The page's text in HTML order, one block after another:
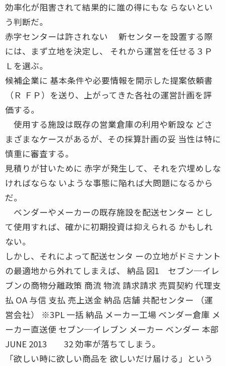
効率化が阻害されて結果的に誰の得にもな らないとい
う判断だ。
赤字センターは許されない 新センターを設置する際
には、まず立地を決定し、 それから運営を任せる３Ｐ
Ｌを選ぶ。
候補企業に 基本条件や必要情報を開示した提案依頼書
（Ｒ ＦＰ）を送り、上がってきた各社の運営計画を評
価する。
使用する施設は既存の営業倉庫の利用や新設な どさ
まざまなケースがあるが、その採算計画の妥 当性は特に
慎重に審査する。
見積りが甘いために 赤字が発生して、それを穴埋めしな
ければならな いような事態に陥れば大問題になるから
だ。
ベンダーやメーカーの既存施設を配送センター とし
て使用すれば、確かに初期投資は抑えられる かもしれ
ない。
しかし、それによって配送センタ ーの立地がドミナント
の最適地から外れてしまえば、 納品 図1 セブン─イレ
ブンの商物分離政策 商流 物流 請求請求 売買契約 代理支
払 OA 与信 支払 売上送金 納品 店舗 共配センター （運
営会社） ※3PL 一括 納品 メーカー工場 ベンダー倉庫 メ
ーカー直送便 セブン─イレブン メーカー ベンダー 本部
JUNE 2013 32 効率が落ちてしまう。
「欲しい時に欲しい商品を 欲しいだけ届ける」という